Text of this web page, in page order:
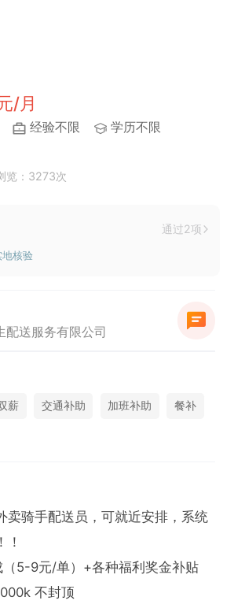
/月
经验不限
学历不限
览：3273次
通过2项
地核验
配送服务有限公司
薪 交通补助 加班补助 餐补
卖骑手配送员，可就近安排，系统
！
5-9元/单）+各种福利奖金补贴
不封顶